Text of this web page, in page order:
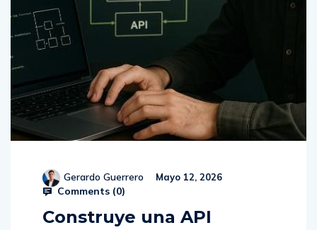
Gerardo Guerrero Mayo 12, 2026
Comments (0)
Construye una API